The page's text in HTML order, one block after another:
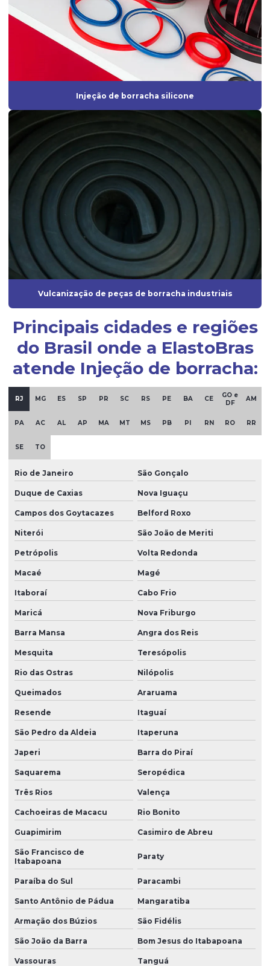
Fabricantes de artefatos de borracha
Fabricantes de borrachas
Fabricantes de borrachas industriais
Fornecedor de anel oring
Fornecedor de mangueira de silicone
Fornecedor de vedação de borracha
Fornecedores de borrachas automotivas
Fornecedores de peças de borracha
Fornecedores de produtos de borracha
Gaxeta de borracha
Gaxeta de silicone
Grommet de borracha
Grommets de borracha para isolamento técnico
Guarnição de borracha
Guarnição de silicone
Indústria de artefatos de borracha
Injeção de borracha
Injeção de borracha silicone
Injeção de peças em borracha
Injeção de peças em silicone
Mangueira de borracha de silicone
Mangueira de silicone atóxica
Mangueira de silicone fabricante
Moldagem por injeção de borracha
Oring silicone
Oring de vedação silicone
Peças de borracha
Peças de borracha sob medida
Peças de borracha personalizadas
Peças em borracha silicone
Peças de borracha vedação
Peças especiais em silicone
Peças em silicone
Peças de silicone atacado
Peças de silicone sob encomenda
Peças de silicone sob medida
Injeção de borracha silicone
Vulcanização de peças de borracha industriais
Principais cidades e regiões
do Brasil onde a ElastoBras
atende Injeção de borracha:
RJ MG ES SP PR SC RS PE BA CE
GO e
DF
AM
PA AC AL AP MA MT MS PB PI RN RO RR
SE TO
Rio de Janeiro São Gonçalo
Duque de Caxias Nova Iguaçu
Campos dos Goytacazes Belford Roxo
Niterói São João de Meriti
Petrópolis Volta Redonda
Macaé Magé
Itaboraí Cabo Frio
Maricá Nova Friburgo
Barra Mansa Angra dos Reis
Mesquita Teresópolis
Rio das Ostras Nilópolis
Queimados Araruama
Resende Itaguaí
São Pedro da Aldeia Itaperuna
Japeri Barra do Piraí
Saquarema Seropédica
Três Rios Valença
Cachoeiras de Macacu Rio Bonito
Guapimirim Casimiro de Abreu
São Francisco de
Itabapoana
Paraty
Paraíba do Sul Paracambi
Santo Antônio de Pádua Mangaratiba
Armação dos Búzios São Fidélis
São João da Barra Bom Jesus do Itabapoana
Vassouras Tanguá